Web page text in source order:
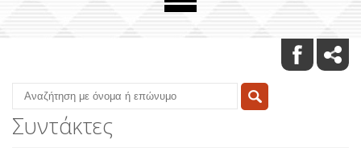
Συντάκτες